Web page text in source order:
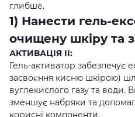
глибше.
1) Нанести гель-
очищену шкіру та
АКТИВАЦІЯ ІІ:
Гель-активатор забезпечує
засвоєння кисню шкірою)
вуглекислого газу та води.
зменшує набряки та
корисні компоненти.